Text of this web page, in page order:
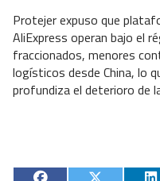
Protejer expuso que
AliExpress operan bajo el
fraccionados, menores
logísticos desde China, lo
profundiza el deterioro de